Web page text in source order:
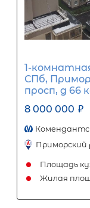
ставка
Размер
3 520